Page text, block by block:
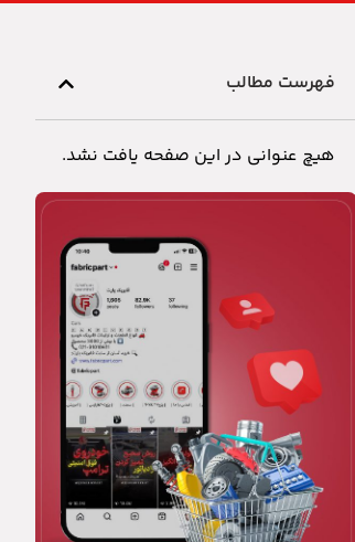
فهرست مطالب
هیچ عنوانی در این صفحه یافت نشد.